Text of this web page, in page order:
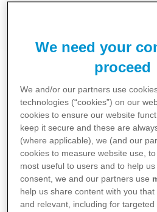
0,5 mL IM
süspansiyon
kullanıma
Kullanma Talimatı
Kısa Ürün Bilgisi
We need your
proceed
We and/or our partners use
technologies (“cookies”) on our
cookies to ensure our website
keep it secure and these are
(where applicable), we (and our
cookies to measure website use,
most useful to users and to help
consent, we and our partners use
help us share content with you
and relevant, including for